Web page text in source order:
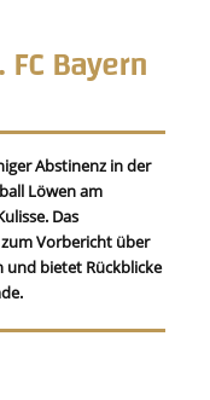
Bayern
Abstinenz in der
Löwen am
Das
Vorbericht über
und bietet Rückblicke